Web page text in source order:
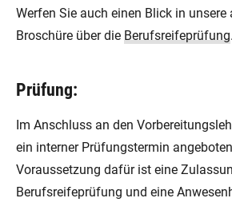
Werfen Sie auch einen Blick in
Broschüre über die Berufsreifeprüfung.
Prüfung:
Im Anschluss an den
ein interner Prüfungstermin
Voraussetzung dafür ist eine
Berufsreifeprüfung und eine